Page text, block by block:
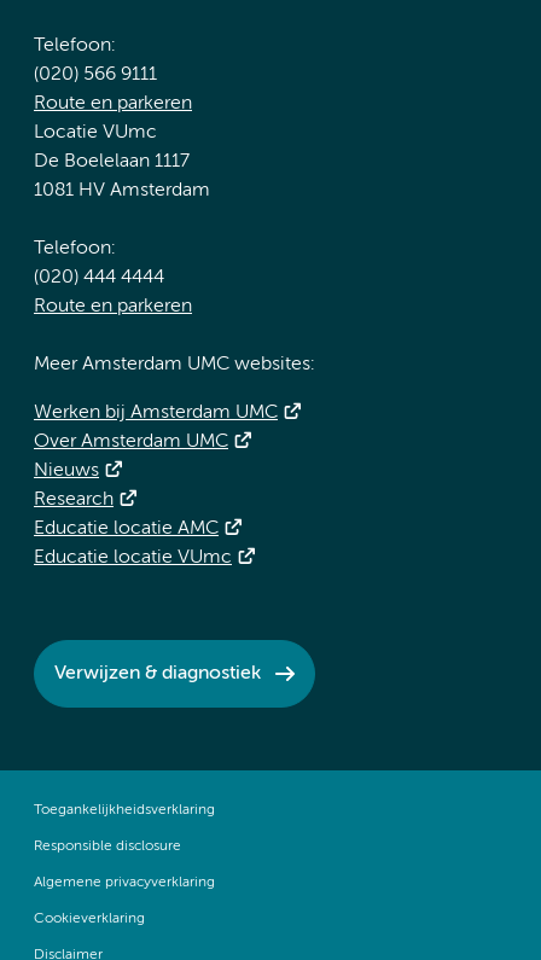
Telefoon:
(020) 566 9111
Route en parkeren
Locatie VUmc
De Boelelaan 1117
1081 HV Amsterdam
Telefoon:
(020) 444 4444
Route en parkeren
Meer Amsterdam UMC websites:
Werken bij Amsterdam UMC
Over Amsterdam UMC
Nieuws
Research
Educatie locatie AMC
Educatie locatie VUmc
Verwijzen & diagnostiek
Toegankelijkheidsverklaring
Responsible disclosure
Algemene privacyverklaring
Cookieverklaring
Disclaimer